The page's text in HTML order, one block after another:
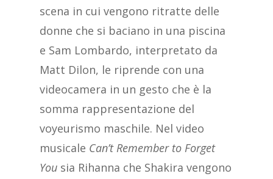
scena in cui vengono ritratte delle
donne che si baciano in una piscina
e Sam Lombardo, interpretato da
Matt Dilon, le riprende con una
videocamera in un gesto che è la
somma rappresentazione del
voyeurismo maschile. Nel video
musicale Can’t Remember to Forget
You sia Rihanna che Shakira vengono